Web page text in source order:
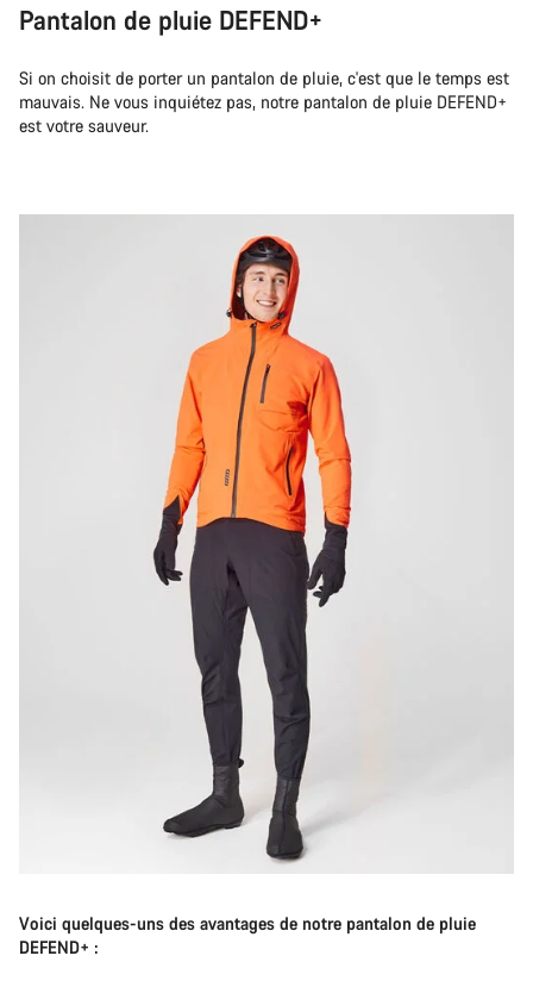
Pantalon de pluie DEFEND+
Si on choisit de porter un pantalon de pluie, c'est que le temps est
mauvais. Ne vous inquiétez pas, notre pantalon de pluie DEFEND+
est votre sauveur.
Voici quelques-uns des avantages de notre pantalon de pluie
DEFEND+ :